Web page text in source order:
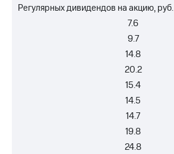
Регулярных дивидендов на акцию, руб.
7.6
9.7
14.8
20.2
15.4
14.5
14.7
19.8
24.8